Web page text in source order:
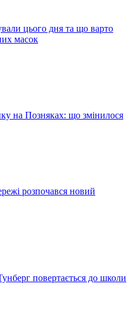
цього дня та що варто
масок
на Позняках: що змінилося
розпочався новий
повертається до школи